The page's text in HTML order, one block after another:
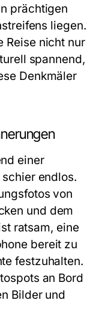
prächtigen
liegen.
Reise nicht nur
spannend,
Denkmäler
einer
endlos.
von
und dem
ratsam, eine
bereit zu
festzuhalten.
an Bord
Bilder und